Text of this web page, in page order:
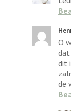
O
dat
dit
de